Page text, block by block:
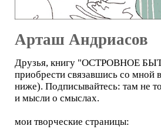
Арташ Андриасов
Друзья, книгу "ОСТРОВНОЕ
приобрести связавшись со мной
ниже). Подписывайтесь: там не
и мысли о смыслах.
мои творческие страницы: